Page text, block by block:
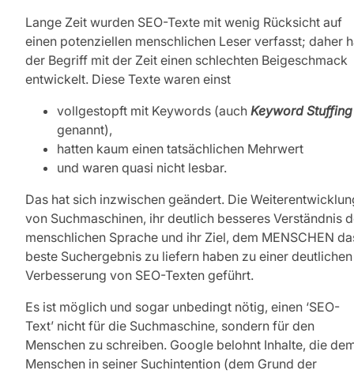
Lange Zeit wurden SEO-Texte mit wenig Rücksicht auf
einen potenziellen menschlichen Leser verfasst; daher
der Begriff mit der Zeit einen schlechten Beigeschmack
entwickelt. Diese Texte waren einst
vollgestopft mit Keywords (auch Keyword Stuffing
genannt),
hatten kaum einen tatsächlichen Mehrwert
und waren quasi nicht lesbar.
Das hat sich inzwischen geändert. Die
von Suchmaschinen, ihr deutlich besseres Verständnis
menschlichen Sprache und ihr Ziel, dem MENSCHEN
beste Suchergebnis zu liefern haben zu einer deutlichen
Verbesserung von SEO-Texten geführt.
Es ist möglich und sogar unbedingt nötig, einen ‘SEO-
Text’ nicht für die Suchmaschine, sondern für den
Menschen zu schreiben. Google belohnt Inhalte, die
Menschen in seiner Suchintention (dem Grund der